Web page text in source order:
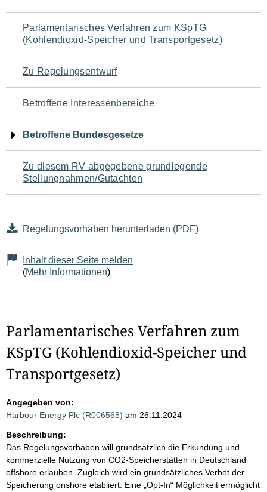
Navigation
für
den
Seiteninhalt
Parlamentarisches Verfahren zum KSpTG
(Kohlendioxid-Speicher und Transportgesetz)
Zu Regelungsentwurf
Betroffene Interessenbereiche
Betroffene Bundesgesetze
Zu diesem RV abgegebene grundlegende
Stellungnahmen/Gutachten
Regelungsvorhaben herunterladen (PDF)
Inhalt dieser Seite melden
(Mehr Informationen)
Parlamentarisches Verfahren zum
KSpTG (Kohlendioxid-Speicher und
Transportgesetz)
Angegeben von:
Harbour Energy Plc (R006568) am 26.11.2024
Beschreibung:
Das Regelungsvorhaben will grundsätzlich die Erkundung und
kommerzielle Nutzung von CO2-Speicherstätten in Deutschland
offshore erlauben. Zugleich wird ein grundsätzliches Verbot der
Speicherung onshore etabliert. Eine „Opt-In“ Möglichkeit ermöglicht